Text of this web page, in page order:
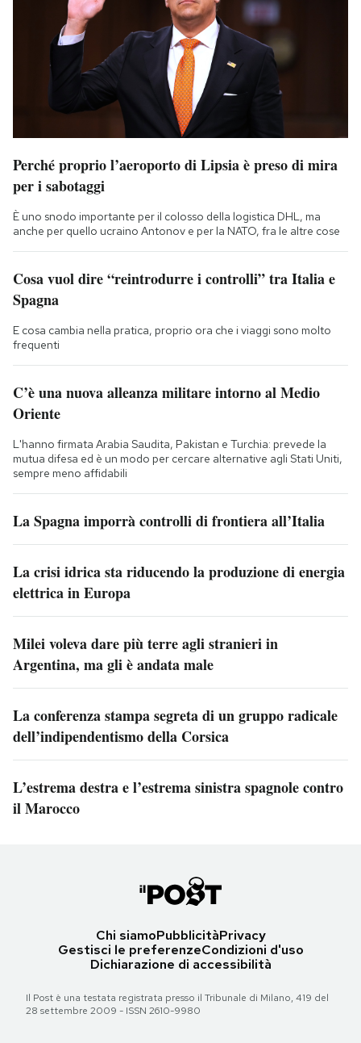
Perché proprio l’aeroporto di Lipsia è preso di mira
per i sabotaggi
È uno snodo importante per il colosso della logistica DHL, ma
anche per quello ucraino Antonov e per la NATO, fra le altre cose
Cosa vuol dire “reintrodurre i controlli” tra Italia e
Spagna
E cosa cambia nella pratica, proprio ora che i viaggi sono molto
frequenti
C’è una nuova alleanza militare intorno al Medio
Oriente
L'hanno firmata Arabia Saudita, Pakistan e Turchia: prevede la
mutua difesa ed è un modo per cercare alternative agli Stati Uniti,
sempre meno affidabili
La Spagna imporrà controlli di frontiera all’Italia
La crisi idrica sta riducendo la produzione di energia
elettrica in Europa
Milei voleva dare più terre agli stranieri in
Argentina, ma gli è andata male
La conferenza stampa segreta di un gruppo radicale
dell’indipendentismo della Corsica
L’estrema destra e l’estrema sinistra spagnole contro
il Marocco
Chi siamoPubblicitàPrivacy
Gestisci le preferenzeCondizioni d'uso
Dichiarazione di accessibilità
Il Post è una testata registrata presso il Tribunale di Milano, 419 del
28 settembre 2009 - ISSN 2610-9980